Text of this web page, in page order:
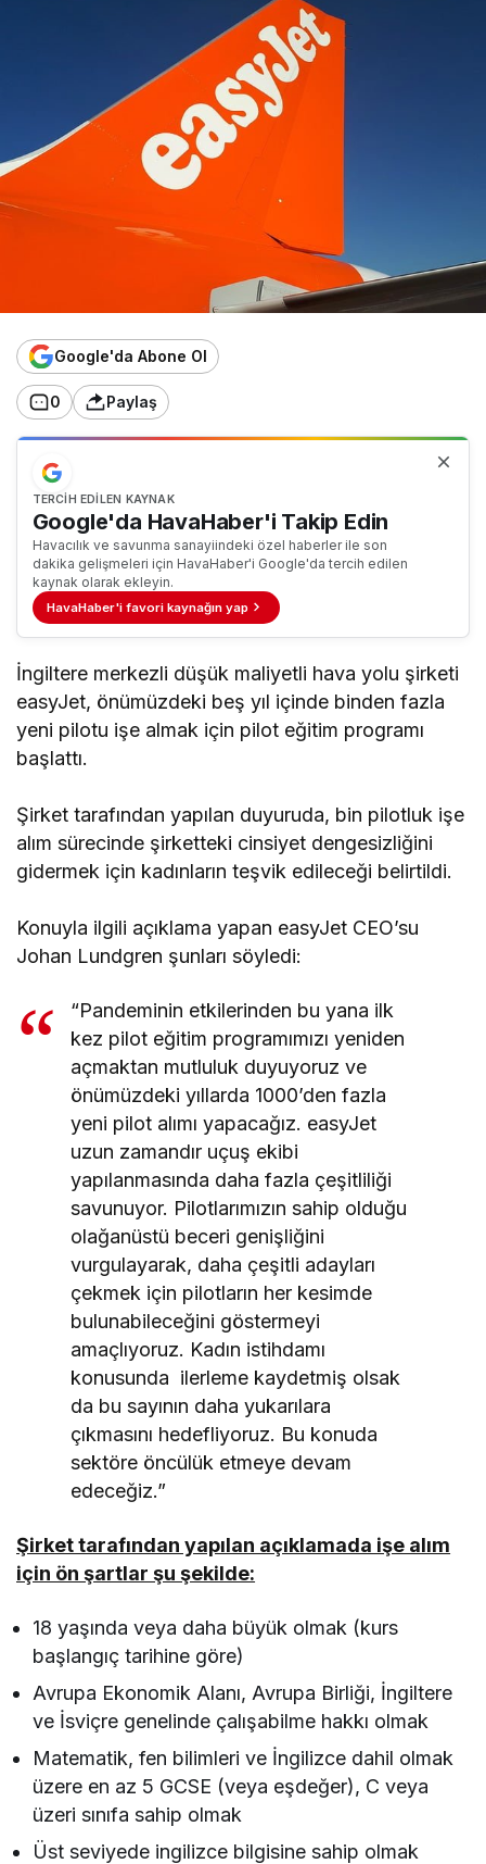
Google'da Abone Ol
0 Paylaş
TERCIH EDILEN KAYNAK
Google'da HavaHaber'i Takip Edin
Havacılık ve savunma sanayiindeki özel haberler ile son
dakika gelişmeleri için HavaHaber'i Google'da tercih edilen
kaynak olarak ekleyin.
HavaHaber'i favori kaynağın yap
İngiltere merkezli düşük maliyetli hava yolu şirketi
easyJet, önümüzdeki beş yıl içinde binden fazla
yeni pilotu işe almak için pilot eğitim programı
başlattı.
Şirket tarafından yapılan duyuruda, bin pilotluk işe
alım sürecinde şirketteki cinsiyet dengesizliğini
gidermek için kadınların teşvik edileceği belirtildi.
Konuyla ilgili açıklama yapan easyJet CEO’su
Johan Lundgren şunları söyledi:
“Pandeminin etkilerinden bu yana ilk
kez pilot eğitim programımızı yeniden
açmaktan mutluluk duyuyoruz ve
önümüzdeki yıllarda 1000’den fazla
yeni pilot alımı yapacağız. easyJet
uzun zamandır uçuş ekibi
yapılanmasında daha fazla çeşitliliği
savunuyor. Pilotlarımızın sahip olduğu
olağanüstü beceri genişliğini
vurgulayarak, daha çeşitli adayları
çekmek için pilotların her kesimde
bulunabileceğini göstermeyi
amaçlıyoruz. Kadın istihdamı
konusunda ilerleme kaydetmiş olsak
da bu sayının daha yukarılara
çıkmasını hedefliyoruz. Bu konuda
sektöre öncülük etmeye devam
edeceğiz.”
Şirket tarafından yapılan açıklamada işe alım
için ön şartlar şu şekilde:
18 yaşında veya daha büyük olmak (kurs
başlangıç tarihine göre)
Avrupa Ekonomik Alanı, Avrupa Birliği, İngiltere
ve İsviçre genelinde çalışabilme hakkı olmak
Matematik, fen bilimleri ve İngilizce dahil olmak
üzere en az 5 GCSE (veya eşdeğer), C veya
üzeri sınıfa sahip olmak
Üst seviyede ingilizce bilgisine sahip olmak